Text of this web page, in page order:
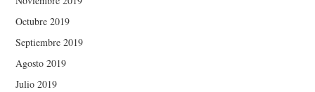
Octubre 2019
Septiembre 2019
Agosto 2019
Julio 2019